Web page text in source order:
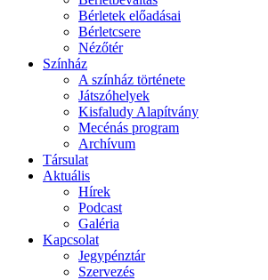
Bérletek előadásai
Bérletcsere
Nézőtér
Színház
A színház története
Játszóhelyek
Kisfaludy Alapítvány
Mecénás program
Archívum
Társulat
Aktuális
Hírek
Podcast
Galéria
Kapcsolat
Jegypénztár
Szervezés